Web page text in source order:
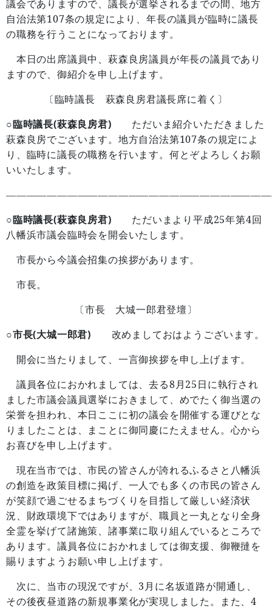
議会でありますので、議長が選挙されるまでの間、地方
自治法第107条の規定により、年長の議員が臨時に議長
の職務を行うことになっております。
本日の出席議員中、萩森良房議員が年長の議員であり
ますので、御紹介を申し上げます。
〔臨時議長 萩森良房君議長席に着く〕
○臨時議長(萩森良房君) ただいま紹介いただきました
萩森良房でございます。地方自治法第107条の規定によ
り、臨時に議長の職務を行います。何とぞよろしくお願
いいたします。
○臨時議長(萩森良房君) ただいまより平成25年第4回
八幡浜市議会臨時会を開会いたします。
市長から今議会招集の挨拶があります。
市長。
〔市長 大城一郎君登壇〕
○市長(大城一郎君) 改めましておはようございます。
開会に当たりまして、一言御挨拶を申し上げます。
議員各位におかれましては、去る8 月 25 日に執行され
ました市議会議員選挙におきまして、めでたく御当選の
栄誉を担われ、本日ここに初の議会を開催する運びとな
りましたことは、まことに御同慶にたえません。心から
お喜びを申し上げます。
現在当市では、市民の皆さんが誇れるふるさと八幡浜
の創造を政策目標に掲げ、一人でも多くの市民の皆さん
が笑顔で過ごせるまちづくりを目指して厳しい経済状
況、財政環境下ではありますが、職員と一丸となり全身
全霊を挙げて諸施策、諸事業に取り組んでいるところで
あります。議員各位におかれましては御支援、御鞭撻を
賜りますようお願い申し上げます。
次に、当市の現況ですが、 3 月に名坂道路が開通し、
その後夜昼道路の新規事業化が実現しました。また、4